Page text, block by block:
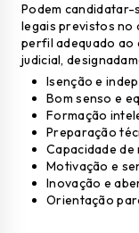
Podem candidatar-
legais previstos no
perfil adequado ao
judicial,
Isenção e
Bom senso e
Formação
Preparação
Capacidade
Motivação e
Inovação e
Orientação